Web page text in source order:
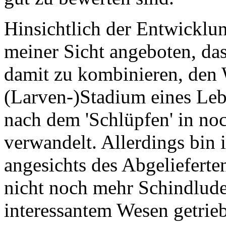
Hinsichtlich der
meiner Sicht angeboten,
damit zu kombinieren, den
(Larven-)Stadium eines
nach dem 'Schlüpfen' in
verwandelt. Allerdings bin
angesichts des
nicht noch mehr
interessantem Wesen